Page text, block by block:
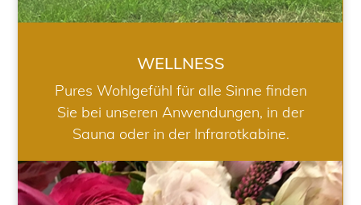
WELLNESS
Pures Wohlgefühl für alle Sinne finden
Sie bei unseren Anwendungen, in der
Sauna oder in der Infrarotkabine.